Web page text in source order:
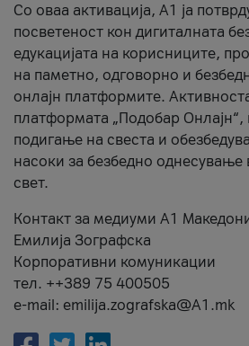
Со оваа активација, А1 ја
посветеност кон дигиталната
едукацијата на корисниците,
на паметно, одговорно и
онлајн платформите.
платформата „Подобар Онлајн“,
подигање на свеста и
насоки за безбедно однесување
свет.
Контакт за медиуми А1
Емилија Зографска
Корпоративни комуникации
тел. ++389 75 400505
e-mail: emilija.zografska@A1.mk